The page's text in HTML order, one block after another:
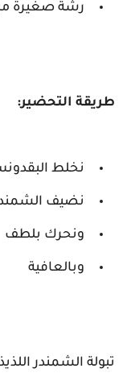
رشة صغيرة
طريقة التحضير:
نخلط
نضيف
ونحرك بلطف
وبالعافية
تبولة الشمندر